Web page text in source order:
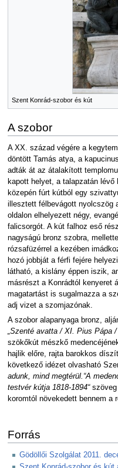
Szent Konrád-szobor és kút
A szobor
A XX. század végére a
döntött Tamás atya, a
adták át az átalakított
kapott helyet, a talapzatán
közepén fúrt kútból egy
illesztett félbevágott nyolcszög
oldalon elhelyezett négy,
falicsorgót. A kút falhoz eső
nagyságú bronz szobra,
rózsafüzérrel a kezében
hozó jobbját a férfi fejére
látható, a kislány éppen iszik,
másrészt a Konrádtól kenyeret
magatartást is sugalmazza a
adj vizet a szomjazónak.
A szobor alapanyaga bronz,
„Szenté avatta / XI. Pius Pápa /
szökőkút mészkő
hajlik előre, rajta barokkos
következő idézet olvasható
adunk, mind megtérül.“A
testvér kútja 1818-1894“szöveg
koromtól növekedett bennem a
Forrás
Gödöllői Szolgálat 2011.